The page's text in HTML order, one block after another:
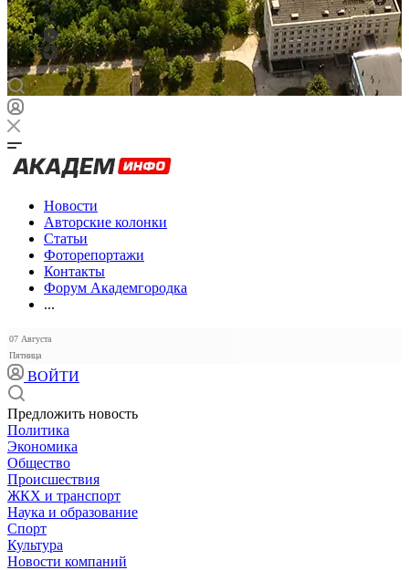
Новости
Авторские колонки
Статьи
Фоторепортажи
Контакты
Форум Академгородка
...
07 Августа
Пятница
ВОЙТИ
Предложить новость
Политика
Экономика
Общество
Происшествия
ЖКХ и транспорт
Наука и образование
Спорт
Культура
Новости компаний